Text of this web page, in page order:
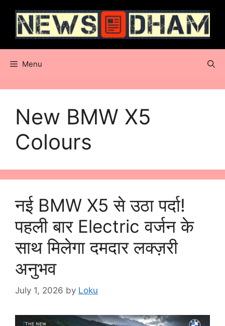
content
Menu
New BMW X5
Colours
नई BMW X5 से उठा पर्दा!
पहली बार Electric वर्जन के
साथ मिलेगा दमदार लक्ज़री
अनुभव
July 1, 2026 by Loku